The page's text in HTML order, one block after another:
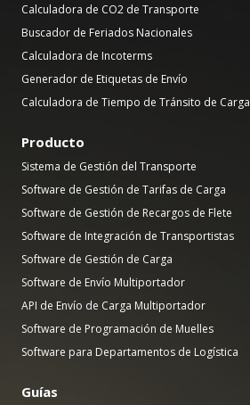
Calculadora de CO2 de Transporte
Buscador de Feriados Nacionales
Calculadora de Incoterms
Generador de Etiquetas de Envío
Calculadora de Tiempo de Tránsito de Carga
Producto
Sistema de Gestión del Transporte
Software de Gestión de Tarifas de Carga
Software de Gestión de Recargos de Flete
Software de Integración de Transportistas
Software de Gestión de Carga
Software de Envío Multiportador
API de Envío de Carga Multiportador
Software de Programación de Muelles
Software para Departamentos de Logística
Guías